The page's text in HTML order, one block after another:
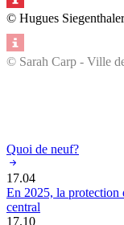
© Sarah Carp - Ville
© Hugues
Quoi de neuf?
17.04
En 2025, la protection
central
17.10